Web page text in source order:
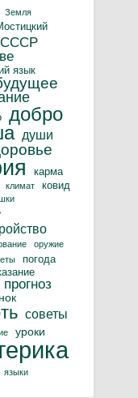
Земля
СССР
язык
добро
души
карма
климат ковид
оружие
погода
прогноз
советы
уроки
языки